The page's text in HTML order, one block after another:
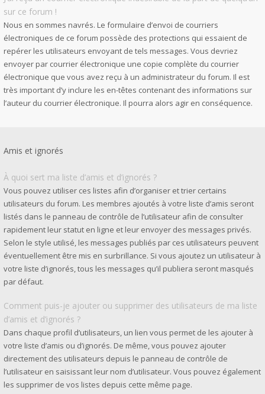
sur ce forum !
Nous en sommes navrés. Le formulaire d’envoi de courriers
électroniques de ce forum possède des protections qui essaient de
repérer les utilisateurs envoyant de tels messages. Vous devriez
envoyer par courrier électronique une copie complète du courrier
électronique que vous avez reçu à un administrateur du forum. Il est
très important d’y inclure les en-têtes contenant des informations sur
l’auteur du courrier électronique. Il pourra alors agir en conséquence.
Amis et ignorés
À quoi sert ma liste d’amis et d’ignorés ?
Vous pouvez utiliser ces listes afin d’organiser et trier certains
utilisateurs du forum. Les membres ajoutés à votre liste d’amis seront
listés dans le panneau de contrôle de l’utilisateur afin de consulter
rapidement leur statut en ligne et leur envoyer des messages privés.
Selon le style utilisé, les messages publiés par ces utilisateurs peuvent
éventuellement être mis en surbrillance. Si vous ajoutez un utilisateur à
votre liste d’ignorés, tous les messages qu’il publiera seront masqués
par défaut.
Comment puis-je ajouter ou supprimer des utilisateurs de ma liste
d’amis et d’ignorés ?
Dans chaque profil d’utilisateurs, un lien vous permet de les ajouter à
votre liste d’amis ou d’ignorés. De même, vous pouvez ajouter
directement des utilisateurs depuis le panneau de contrôle de
l’utilisateur en saisissant leur nom d’utilisateur. Vous pouvez également
les supprimer de vos listes depuis cette même page.